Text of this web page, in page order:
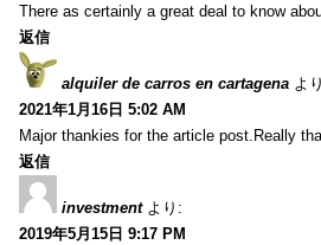
There as certainly a great deal to know
返信
alquiler de carros en cartagena よ
2021年1月16日 5:02 AM
Major thankies for the article post.Really
返信
investment より:
2019年5月15日 9:17 PM